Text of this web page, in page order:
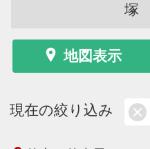
塚
地図表示
現在の絞り込み